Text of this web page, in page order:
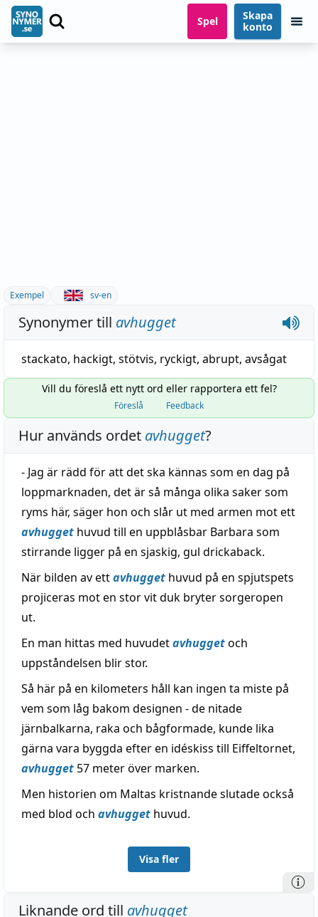
Spel
Skapa
konto
Exempel sv-en
Synonymer till avhugget
stackato, hackigt, stötvis, ryckigt, abrupt, avsågat
Vill du föreslå ett nytt ord eller rapportera ett fel?
Föreslå Feedback
Hur används ordet avhugget?
- Jag är rädd för att det ska kännas som en dag på
loppmarknaden, det är så många olika saker som
ryms här, säger hon och slår ut med armen mot ett
avhugget huvud till en uppblåsbar Barbara som
stirrande ligger på en sjaskig, gul drickaback.
När bilden av ettavhugget huvud på en spjutspets
projiceras mot en stor vit duk bryter sorgeropen
ut.
En man hittas med huvudetavhuggetoch
uppståndelsen blir stor.
Så här på en kilometers håll kan ingen ta miste på
vem som låg bakom designen - de nitade
järnbalkarna, raka och bågformade, kunde lika
gärna vara byggda efter en idéskiss till Eiffeltornet,
avhugget 57 meter över marken.
Men historien om Maltas kristnande slutade också
med blod och avhugget huvud.
Visa fler
Liknande ord till avhugget